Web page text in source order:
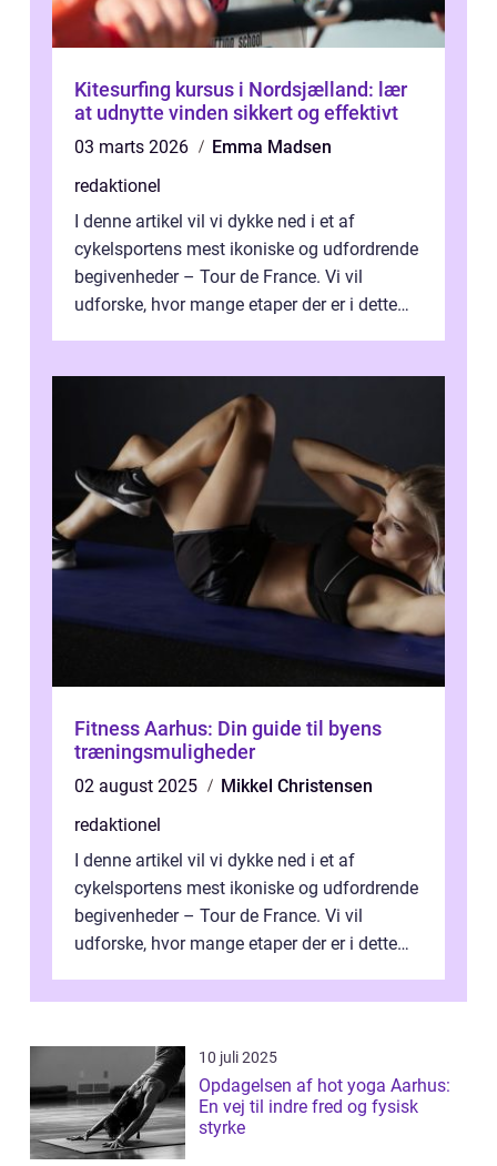
Kitesurfing kursus i Nordsjælland: lær
at udnytte vinden sikkert og effektivt
03 marts 2026
Emma Madsen
redaktionel
I denne artikel vil vi dykke ned i et af
cykelsportens mest ikoniske og udfordrende
begivenheder – Tour de France. Vi vil
udforske, hvor mange etaper der er i dette
Fitness Aarhus: Din guide til byens
træningsmuligheder
02 august 2025
Mikkel Christensen
redaktionel
I denne artikel vil vi dykke ned i et af
cykelsportens mest ikoniske og udfordrende
begivenheder – Tour de France. Vi vil
udforske, hvor mange etaper der er i dette
10 juli 2025
Opdagelsen af hot yoga Aarhus:
En vej til indre fred og fysisk
styrke